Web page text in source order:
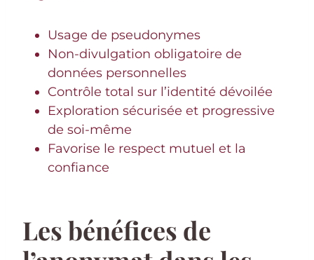
Usage de pseudonymes
Non-divulgation obligatoire de
données personnelles
Contrôle total sur l’identité dévoilée
Exploration sécurisée et progressive
de soi-même
Favorise le respect mutuel et la
confiance
Les bénéfices de